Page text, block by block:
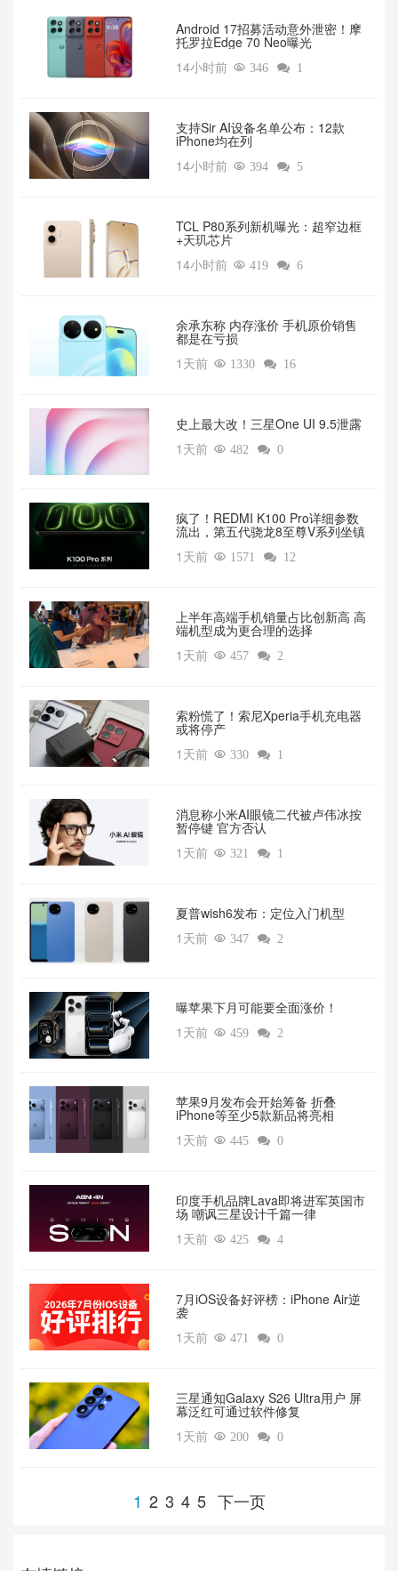
Android 17招募活动意外泄密！摩
托罗拉Edge 70 Neo曝光
14小时前  346  1
支持Sir AI设备名单公布：12款
iPhone均在列
14小时前  394  5
TCL P80系列新机曝光：超窄边框
+天玑芯片
14小时前  419  6
余承东称 内存涨价 手机原价销售
都是在亏损
1天前  1330  16
‌史上最大改！三星One UI 9.5泄露
1天前  482  0
疯了！REDMI K100 Pro详细参数
流出，第五代骁龙8至尊V系列坐镇‌
1天前  1571  12
上半年高端手机销量占比创新高 高
端机型成为更合理的选择
1天前  457  2
索粉慌了！索尼Xperia手机充电器
或将停产
1天前  330  1
消息称小米AI眼镜二代被卢伟冰按
暂停键 官方否认
1天前  321  1
夏普wish6发布：定位入门机型
1天前  347  2
曝苹果下月可能要全面涨价！
1天前  459  2
苹果9月发布会开始筹备 折叠
iPhone等至少5款新品将亮相
1天前  445  0
印度手机品牌Lava即将进军英国市
场 嘲讽三星设计千篇一律
1天前  425  4
7月iOS设备好评榜：iPhone Air逆
袭
1天前  471  0
三星通知Galaxy S26 Ultra用户 屏
幕泛红可通过软件修复
1天前  200  0
1 2 3 4 5 下一页